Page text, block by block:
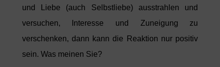
und Liebe (auch Selbstliebe) ausstrahlen und
versuchen, Interesse und Zuneigung zu
verschenken, dann kann die Reaktion nur positiv
sein. Was meinen Sie?